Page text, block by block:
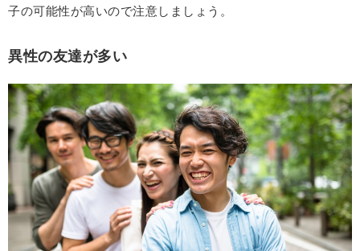
子の可能性が高いので注意しましょう。
異性の友達が多い